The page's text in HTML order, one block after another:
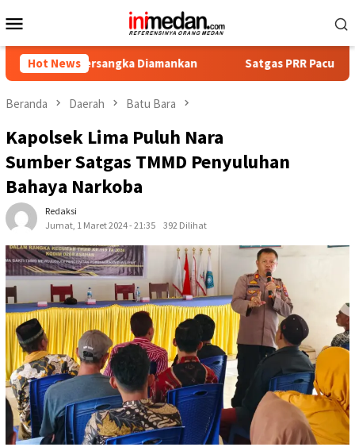
ke
Mobile
Hot NewsDiamankan Satgas PRR Pacu Realisasi
Beranda Daerah Batu Bara
Kapolsek Lima Puluh Nara
Sumber Satgas TMMD Penyuluhan
Bahaya Narkoba
Redaksi
Jumat, 1 Maret 2024 - 21:35
392 Dilihat